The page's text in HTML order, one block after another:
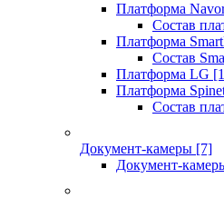
Платформа
Состав
Платформа
Состав
Платформа LG
Платформа
Состав
Документ-камеры [7]
Документ-